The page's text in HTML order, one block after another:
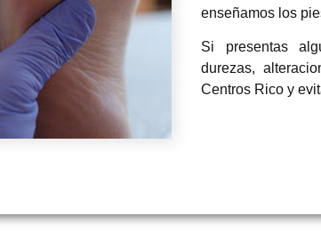
enseñamos los
Si presentas
durezas,
Centros Rico y